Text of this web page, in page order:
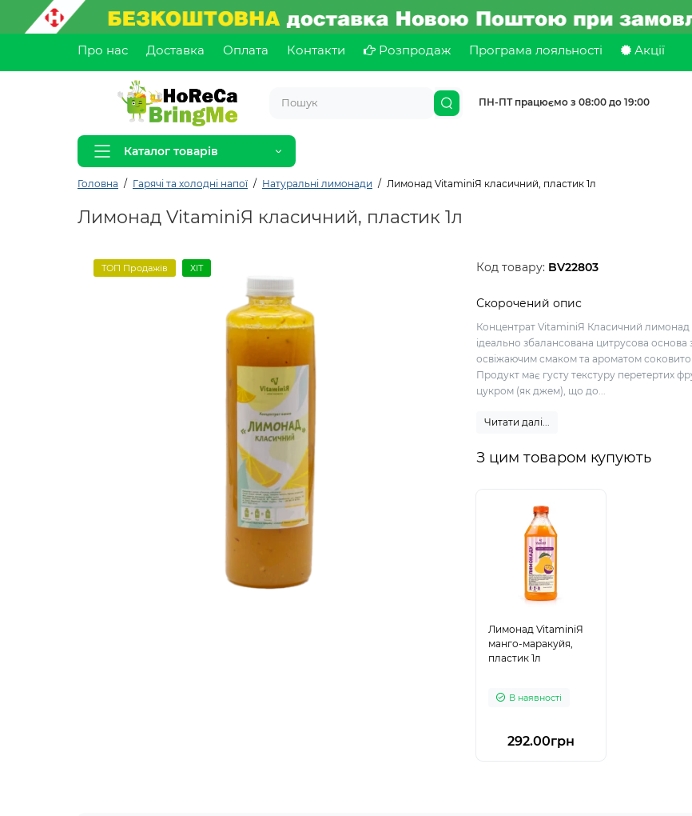
Про нас Доставка Оплата Контакти Розпродаж Програма лояльності Акції
ПН-ПТ працюємо з 08:00 до 19:00
Каталог товарів
Головна Гарячі та холодні напої Натуральні лимонади Лимонад VitaminiЯ класичний, пластик 1л
Лимонад VitaminiЯ класичний, пластик 1л
ТОП Продажів ХІТ Код товару: BV22803
Скорочений опис
Концентрат VitaminiЯ Класичний лимонад
ідеально збалансована цитрусова основа
освіжаючим смаком та ароматом
Продукт має густу текстуру перетертих
цукром (як джем), що до...
Читати далі...
З цим товаром купують
Лимонад VitaminiЯ
манго-маракуйя,
пластик 1л
В наявності
292.00грн